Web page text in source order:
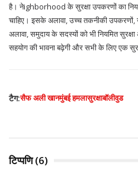
है। नेighborhood के सुरक्षा उपकरणों का
चाहिए। इसके अलावा, उच्च तकनीकी उपकरणों,
अलावा, समुदाय के सदस्यों को भी नियमित
सहयोग की भावना बढ़ेगी और सभी के लिए एक
टैग:सैफ अली खानमुंबई हमलासुरक्षाबॉलीवुड
टिप्पणि (6)